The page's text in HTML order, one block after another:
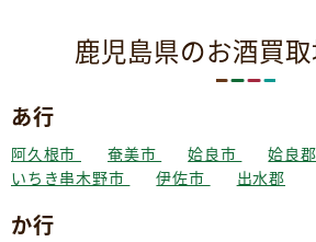
鹿児島県のお酒買
あ行
阿久根市 奄美市 姶良市 姶良郡
いちき串木野市
伊佐市 出水郡
か行